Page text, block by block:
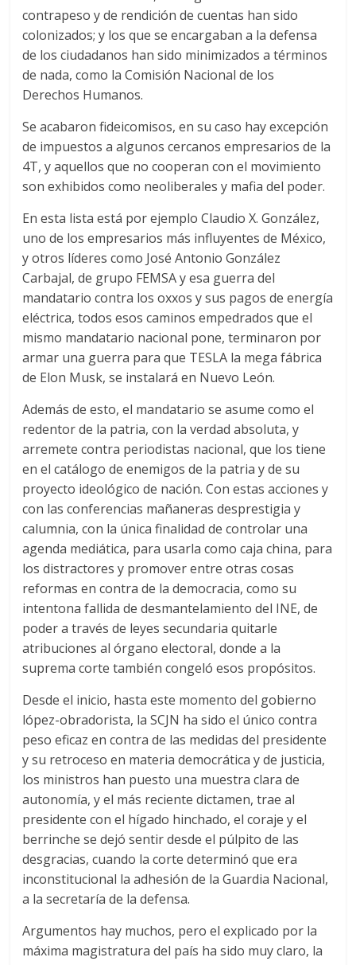
contrapeso y de rendición de cuentas han sido
colonizados; y los que se encargaban a la defensa
de los ciudadanos han sido minimizados a términos
de nada, como la Comisión Nacional de los
Derechos Humanos.
Se acabaron fideicomisos, en su caso hay excepción
de impuestos a algunos cercanos empresarios de la
4T, y aquellos que no cooperan con el movimiento
son exhibidos como neoliberales y mafia del poder.
En esta lista está por ejemplo Claudio X. González,
uno de los empresarios más influyentes de México,
y otros líderes como José Antonio González
Carbajal, de grupo FEMSA y esa guerra del
mandatario contra los oxxos y sus pagos de energía
eléctrica, todos esos caminos empedrados que el
mismo mandatario nacional pone, terminaron por
armar una guerra para que TESLA la mega fábrica
de Elon Musk, se instalará en Nuevo León.
Además de esto, el mandatario se asume como el
redentor de la patria, con la verdad absoluta, y
arremete contra periodistas nacional, que los tiene
en el catálogo de enemigos de la patria y de su
proyecto ideológico de nación. Con estas acciones y
con las conferencias mañaneras desprestigia y
calumnia, con la única finalidad de controlar una
agenda mediática, para usarla como caja china, para
los distractores y promover entre otras cosas
reformas en contra de la democracia, como su
intentona fallida de desmantelamiento del INE, de
poder a través de leyes secundaria quitarle
atribuciones al órgano electoral, donde a la
suprema corte también congeló esos propósitos.
Desde el inicio, hasta este momento del gobierno
lópez-obradorista, la SCJN ha sido el único contra
peso eficaz en contra de las medidas del presidente
y su retroceso en materia democrática y de justicia,
los ministros han puesto una muestra clara de
autonomía, y el más reciente dictamen, trae al
presidente con el hígado hinchado, el coraje y el
berrinche se dejó sentir desde el púlpito de las
desgracias, cuando la corte determinó que era
inconstitucional la adhesión de la Guardia Nacional,
a la secretaría de la defensa.
Argumentos hay muchos, pero el explicado por la
máxima magistratura del país ha sido muy claro, la